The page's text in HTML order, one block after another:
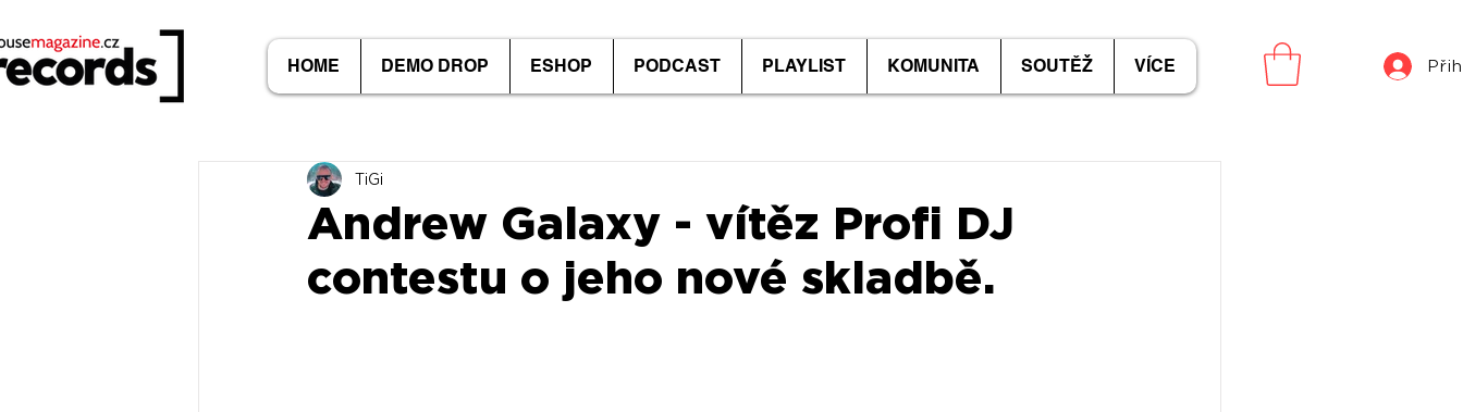
HOME DEMO DROP ESHOP PODCAST PLAYLIST KOMUNITA SOUTĚŽ VÍCE
Andrew Galaxy - vítěz Profi DJ
contestu o jeho nové skladbě.
TiGi